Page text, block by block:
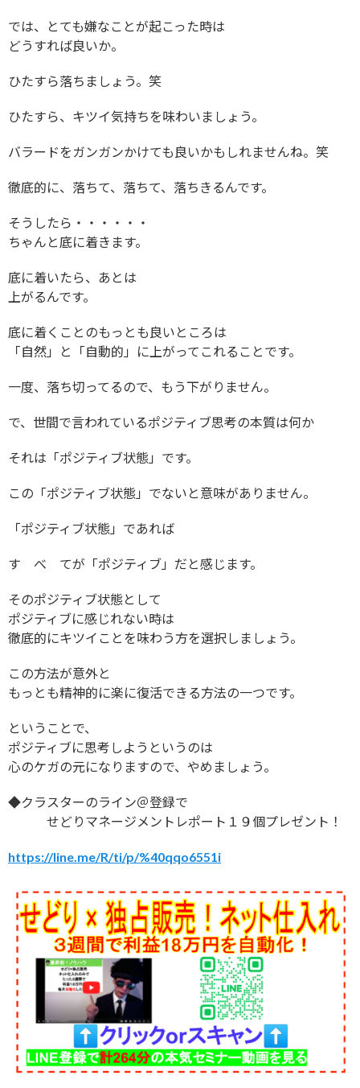
では、とても嫌なことが起こった時は
どうすれば良いか。
ひたすら落ちましょう。笑
ひたすら、キツイ気持ちを味わいましょう。
バラードをガンガンかけても良いかもしれませんね。笑
徹底的に、落ちて、落ちて、落ちきるんです。
そうしたら・・・・・・
ちゃんと底に着きます。
底に着いたら、あとは
上がるんです。
底に着くことのもっとも良いところは
「自然」と「自動的」に上がってこれることです。
一度、落ち切ってるので、もう下がりません。
で、世間で言われているポジティブ思考の本質は何か
それは「ポジティブ状態」です。
この「ポジティブ状態」でないと意味がありません。
「ポジティブ状態」であれば
す べ てが「ポジティブ」だと感じます。
そのポジティブ状態として
ポジティブに感じれない時は
徹底的にキツイことを味わう方を選択しましょう。
この方法が意外と
もっとも精神的に楽に復活できる方法の一つです。
ということで、
ポジティブに思考しようというのは
心のケガの元になりますので、やめましょう。
◆クラスターのライン＠登録で
せどりマネージメントレポート１９個プレゼント！
https://line.me/R/ti/p/%40qqo6551i